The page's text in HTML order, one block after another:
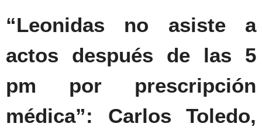
“Leonidas no asiste a
actos después de las 5
pm por prescripción
médica”: Carlos Toledo,